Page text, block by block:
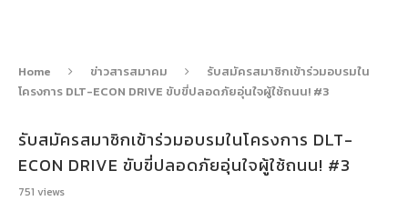
Home ข่าวสารสมาคม
รับสมัครสมาชิกเข้าร่วมอบรมใน
โครงการ DLT-ECON DRIVE ขับขี่ปลอดภัยอุ่นใจผู้ใช้ถนน! #3
รับสมัครสมาชิกเข้าร่วมอบรมในโครงการ DLT-
ECON DRIVE ขับขี่ปลอดภัยอุ่นใจผู้ใช้ถนน! #3
751 views